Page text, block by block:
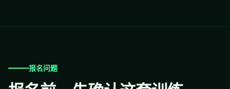
报名问题